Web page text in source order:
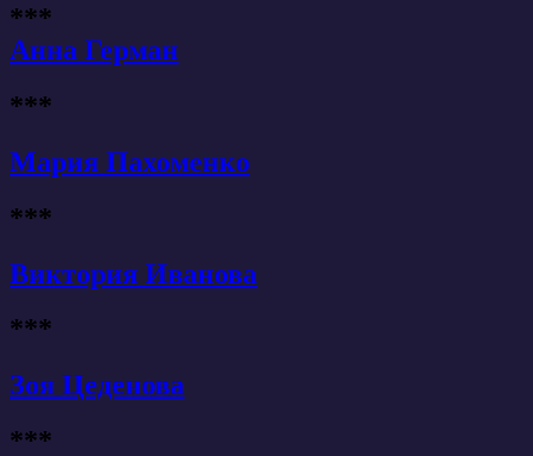
***
Анна Герман
***
Мария Пахоменко
***
Виктория Иванова
***
Зоя Цеденова
***